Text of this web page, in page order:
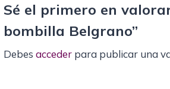
Sé el primero en
bombilla Belgrano”
Debes accederpara publicar una